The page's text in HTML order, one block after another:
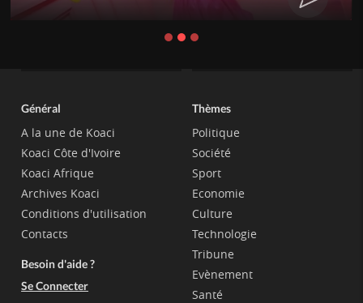
Général
A la une de Koaci
Koaci Côte d'Ivoire
Koaci Afrique
Archives Koaci
Conditions d'utilisation
Contacts
Besoin d'aide ?
Se Connecter
Thèmes
Politique
Société
Sport
Economie
Culture
Technologie
Tribune
Evènement
Santé